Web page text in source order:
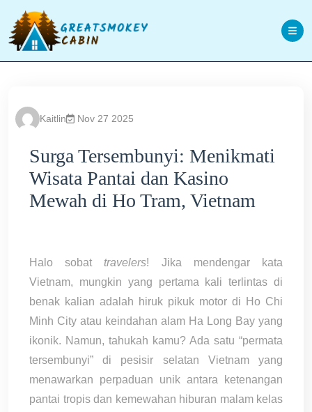
content
Kaitlin Nov 27 2025
Surga Tersembunyi: Menikmati
Wisata Pantai dan Kasino
Mewah di Ho Tram, Vietnam
Halo sobattravelers! Jika mendengar kata
Vietnam, mungkin yang pertama kali terlintas di
benak kalian adalah hiruk pikuk motor di Ho Chi
Minh City atau keindahan alam Ha Long Bay yang
ikonik. Namun, tahukah kamu? Ada satu “permata
tersembunyi” di pesisir selatan Vietnam yang
menawarkan perpaduan unik antara ketenangan
pantai tropis dan kemewahan hiburan malam kelas